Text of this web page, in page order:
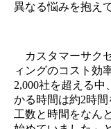
異なる悩みを抱え
カスタマーサク
ィングのコスト効
2,000社を超える
かる時間は約2時
工数と時間をなん